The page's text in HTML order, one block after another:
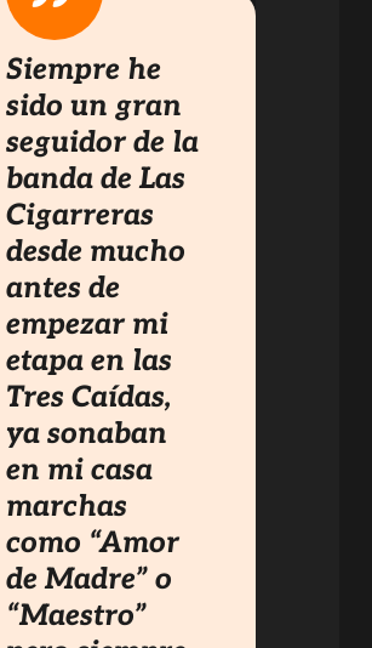
Siempre he
sido un gran
seguidor de la
banda de Las
Cigarreras
desde mucho
antes de
empezar mi
etapa en las
Tres Caídas,
ya sonaban
en mi casa
marchas
como “Amor
de Madre” o
“Maestro”